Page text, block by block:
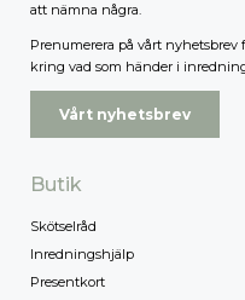
att nämna några.
Prenumerera på vårt nyhetsbrev
kring vad som händer i
Vårt nyhetsbrev
Butik
Skötselråd
Inredningshjälp
Presentkort